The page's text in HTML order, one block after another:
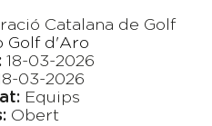
Catalana de Golf
Golf d'Aro
18-03-2026
03-2026
Equips
Obert